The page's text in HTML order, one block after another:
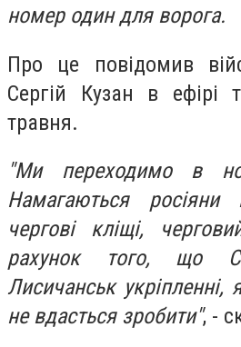
номер один для ворога.
Про це повідомив
Сергій Кузан в ефірі
травня.
"Ми переходимо в
Намагаються росіяни
чергові кліщі,
рахунок того, що
Лисичанськ
не вдасться зробити", -